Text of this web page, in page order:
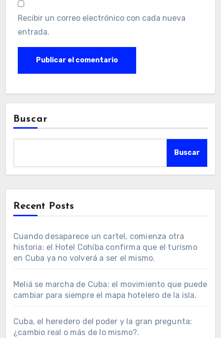
Recibir un correo electrónico con cada nueva
entrada.
Buscar
Buscar
Recent Posts
Cuando desaparece un cartel, comienza otra
historia: el Hotel Cohíba confirma que el turismo
en Cuba ya no volverá a ser el mismo.
Meliá se marcha de Cuba: el movimiento que puede
cambiar para siempre el mapa hotelero de la isla.
Cuba, el heredero del poder y la gran pregunta:
¿cambio real o más de lo mismo?.